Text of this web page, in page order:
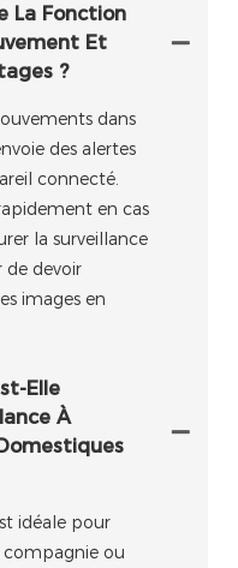
La Fonction
Et
?
dans
des alertes
connecté.
en cas
la surveillance
de devoir
images en
Elle
À
idéale pour
compagnie ou